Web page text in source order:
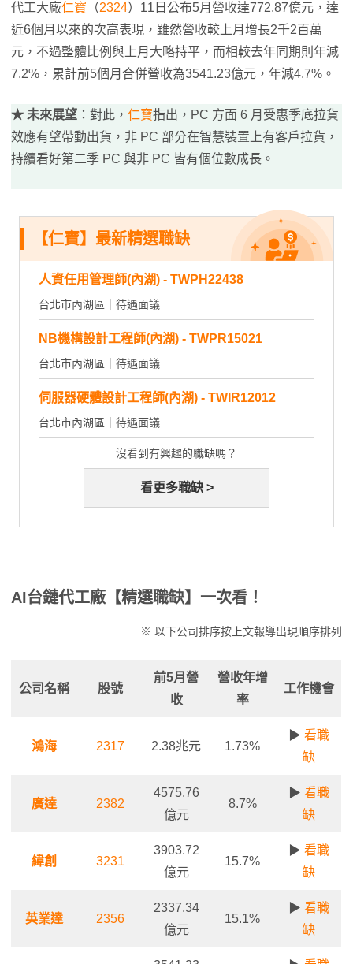
代工大廠仁寶 （2324）11日公布5月營收達772.87億元，達
近6個月以來的次高表現，雖然營收較上月增長2千2百萬
元，不過整體比例與上月大略持平，而相較去年同期則年減
7.2%，累計前5個月合併營收為3541.23億元，年減4.7%。
★ 未來展望 ：對此， 仁寶指出，PC 方面 6 月受惠季底拉貨
效應有望帶動出貨，非 PC 部分在智慧裝置上有客戶拉貨，
持續看好第二季 PC 與非 PC 皆有個位數成長。
【仁寶】最新精選職缺
人資任用管理師(內湖) - TWPH22438
台北市內湖區｜待遇面議
NB機構設計工程師(內湖) - TWPR15021
台北市內湖區｜待遇面議
伺服器硬體設計工程師(內湖) - TWIR12012
台北市內湖區｜待遇面議
沒看到有興趣的職缺嗎？
看更多職缺 >
AI台鏈代工廠【精選職缺】一次看！
※ 以下公司排序按上文報導出現順序排列
公司名稱 股號
前5月營
收
營收年增
率
工作機會
鴻海 2317 2.38兆元 1.73%
▶ 看職
缺
廣達 2382
4575.76
億元
8.7%
▶ 看職
缺
緯創 3231
3903.72
億元
15.7%
▶ 看職
缺
英業達 2356
2337.34
億元
15.1%
▶ 看職
缺